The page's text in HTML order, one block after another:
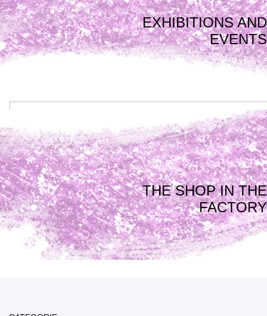
EXHIBITIONS AND
EVENTS
THE SHOP IN THE
FACTORY